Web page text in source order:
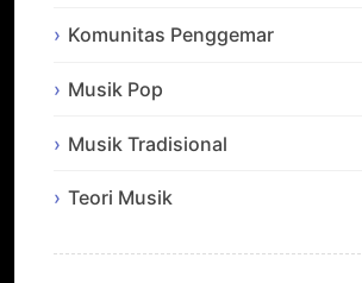
Komunitas Penggemar
Musik Pop
Musik Tradisional
Teori Musik